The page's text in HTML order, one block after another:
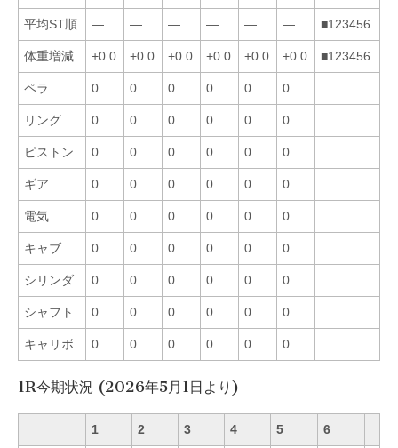
平均ST順 — — — — — — ■123456
体重増減 +0.0 +0.0 +0.0 +0.0 +0.0 +0.0 ■123456
ペラ 0 0 0 0 0 0
リング 0 0 0 0 0 0
ピストン 0 0 0 0 0 0
ギア 0 0 0 0 0 0
電気 0 0 0 0 0 0
キャブ 0 0 0 0 0 0
シリンダ 0 0 0 0 0 0
シャフト 0 0 0 0 0 0
キャリボ 0 0 0 0 0 0
1R今期状況 (2026年5月1日より)
1 2 3 4 5 6